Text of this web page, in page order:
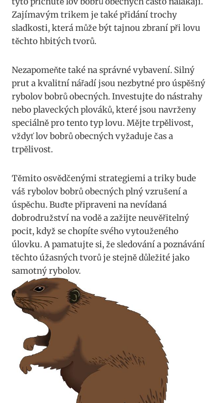
Zajímavým⁤ trikem je​ také‌ přidání‌ trochy
sladkosti, která může být tajnou zbraní při lovu
těchto hbitých ‍tvorů.
Nezapomeňte také na správné vybavení. Silný
prut a kvalitní nářadí jsou nezbytné pro úspěšný
rybolov bobrů obecných. Investujte do nástrahy
nebo plaveckých plováků, které jsou navrženy
speciálně pro tento ​typ lovu. Mějte trpělivost,
⁣vždyť lov‌ bobrů obecných vyžaduje čas a
trpělivost.
Těmito osvědčenými strategiemi a ​triky bude
váš rybolov bobrů obecných plný vzrušení a
úspěchu. ⁢Buďte připraveni na nevídaná
dobrodružství na ‍vodě a zažijte neuvěřitelný
‌pocit, když se chopíte svého vytouženého‍
úlovku.‍ A ‌pamatujte ​si, že sledování a poznávání
těchto úžasných tvorů‌ je stejně důležité jako
samotný rybolov.